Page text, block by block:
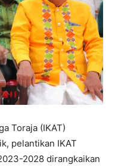
Toraja (IKAT)
pelantikan IKAT
2028 dirangkaikan